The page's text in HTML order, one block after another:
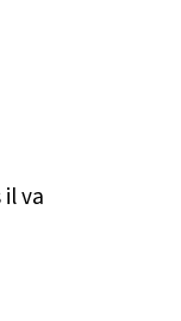
va